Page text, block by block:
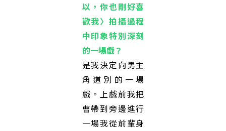
以，你也剛好喜
歡我〉拍攝過程
中印象特別深刻
的一場戲？
是我決定向男主
角道別的一場
戲。上戲前我把
曹帶到旁邊進行
一場我從前輩身